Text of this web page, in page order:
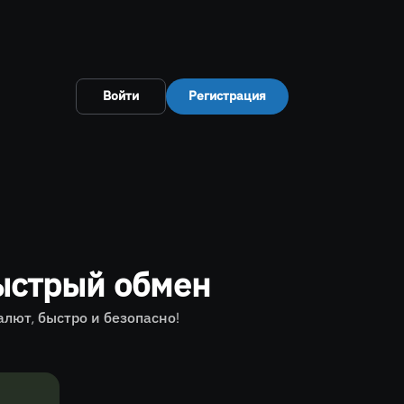
Войти Регистрация
обмен
быстро и безопасно!